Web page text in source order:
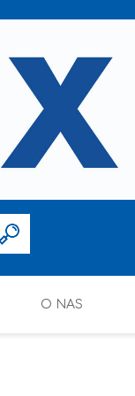
O NAS